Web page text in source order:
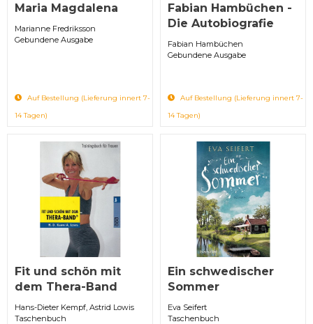
Maria Magdalena
Marianne Fredriksson
Gebundene Ausgabe
Auf Bestellung (Lieferung innert 7-
14 Tagen)
Fabian Hambüchen -
Die Autobiografie
Fabian Hambüchen
Gebundene Ausgabe
Auf Bestellung (Lieferung innert 7-
14 Tagen)
Fit und schön mit
dem Thera-Band
Hans-Dieter Kempf, Astrid Lowis
Taschenbuch
Ein schwedischer
Sommer
Eva Seifert
Taschenbuch